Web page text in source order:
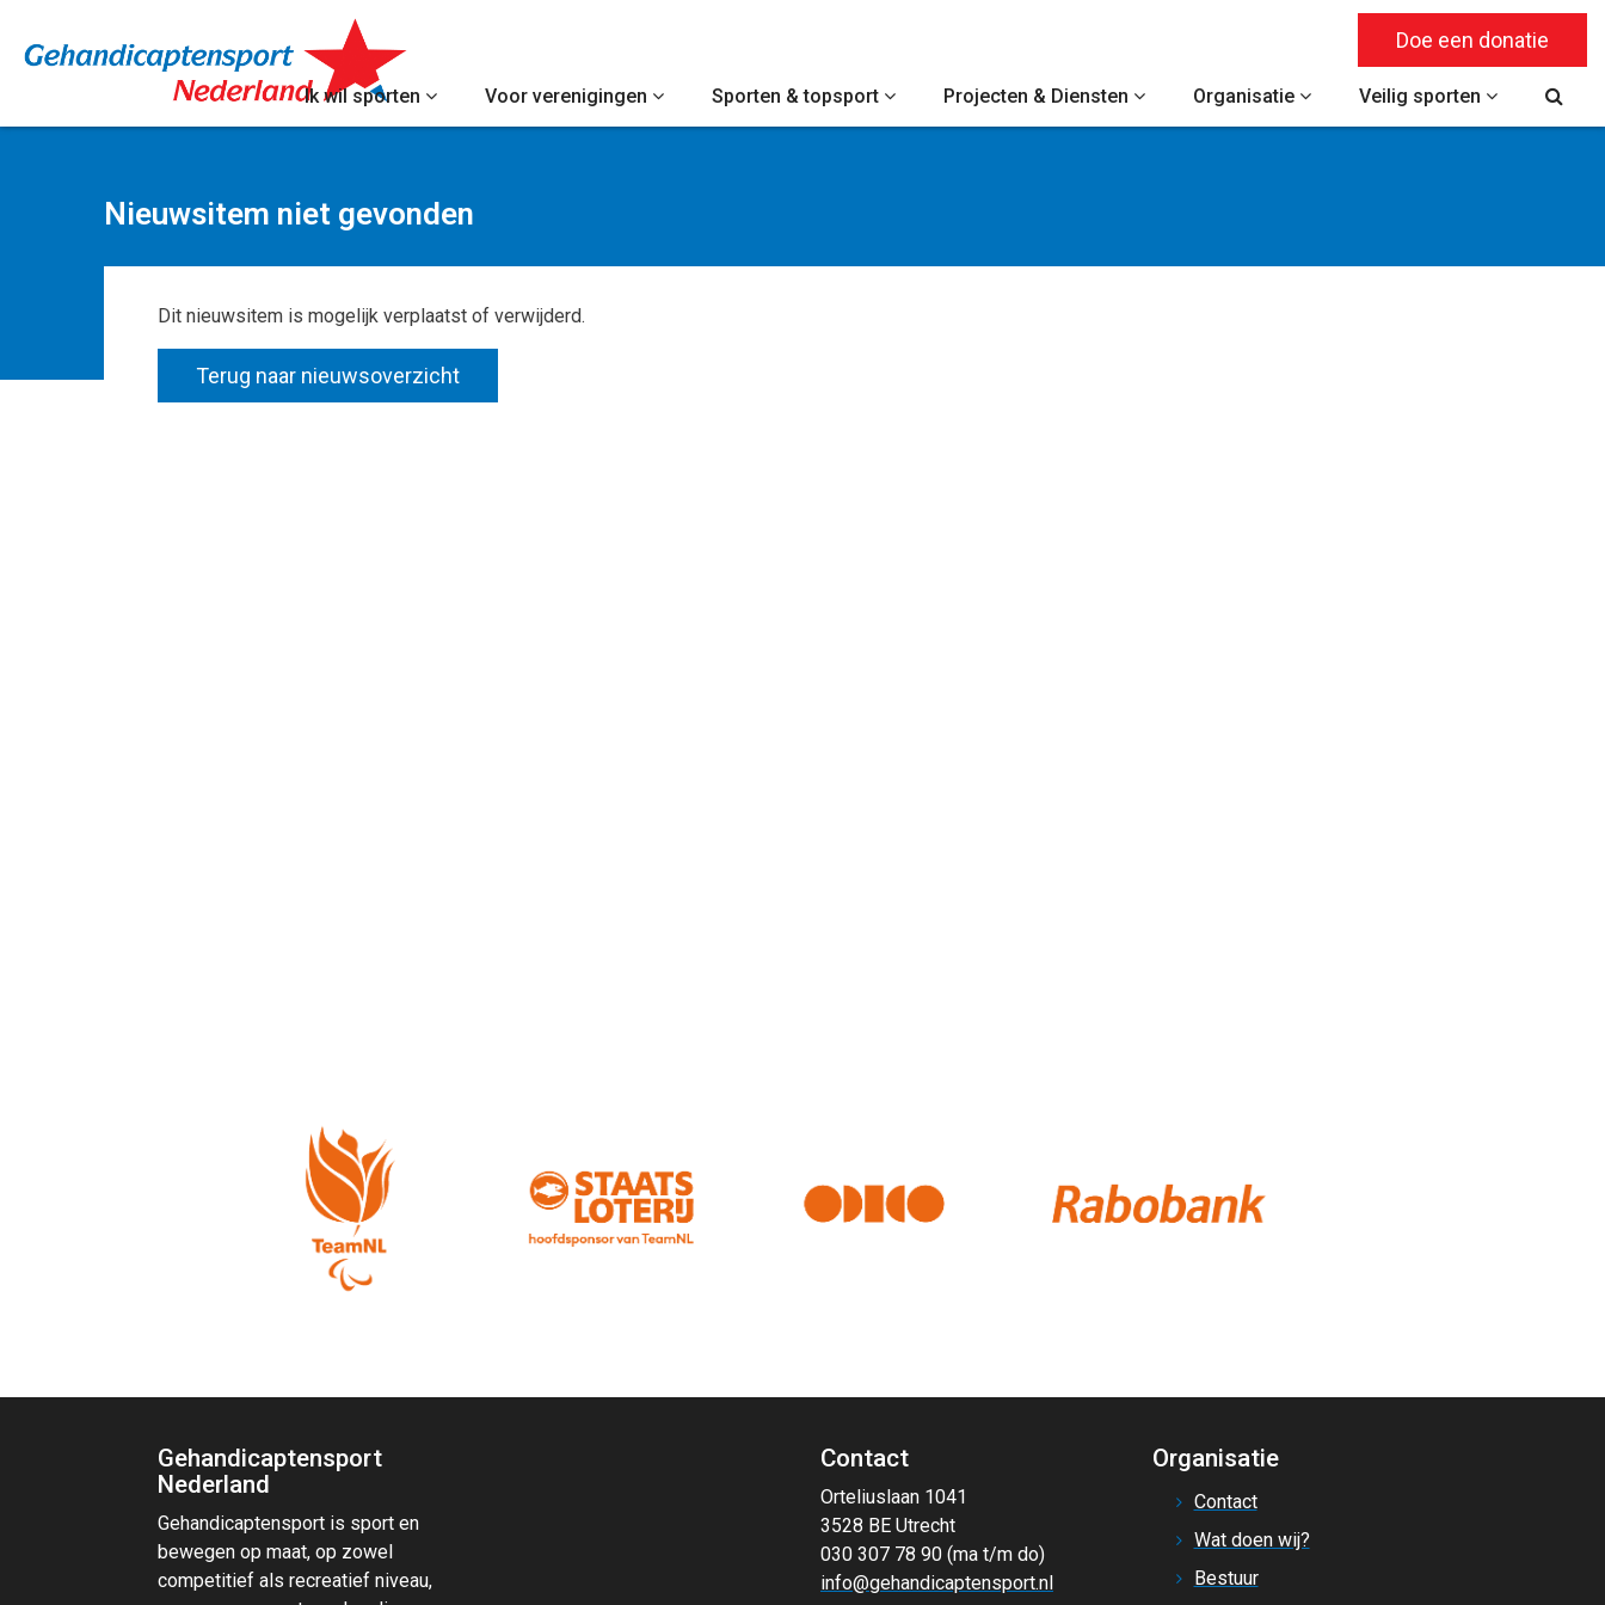
Doe een donatie
Ik wil sporten Voor verenigingen Sporten & topsport Projecten & Diensten Organisatie Veilig sporten
Nieuwsitem niet gevonden
Dit nieuwsitem is mogelijk verplaatst of verwijderd.
Terug naar nieuwsoverzicht
Gehandicaptensport
Nederland
Gehandicaptensport is sport en
bewegen op maat, op zowel
competitief als recreatief niveau,
Contact
Orteliuslaan 1041
3528 BE Utrecht
030 307 78 90 (ma t/m do)
info@gehandicaptensport.nl
Organisatie
Contact
Wat doen wij?
Bestuur